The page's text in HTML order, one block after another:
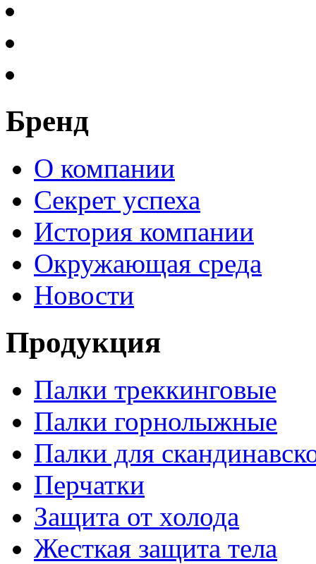
Бренд
О компании
Секрет успеха
История компании
Окружающая среда
Новости
Продукция
Палки треккинговые
Палки горнолыжные
Палки для
Перчатки
Защита от холода
Жесткая защита тела